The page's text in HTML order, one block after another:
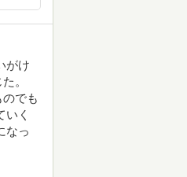
がけ
。
でも
いく
なっ